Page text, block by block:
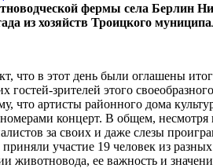
фермы села Берлин
из хозяйств Троицкого
что в этот день были оглашены
гостей-зрителей этого
что артисты районного дома
концерт. В общем, несмотря
за своих и даже слезы
участие 19 человек из
животновода, ее важность и